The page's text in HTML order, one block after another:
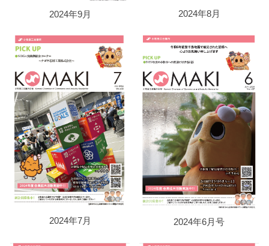
2024年9月 2024年8月
2024年7月 2024年6月号